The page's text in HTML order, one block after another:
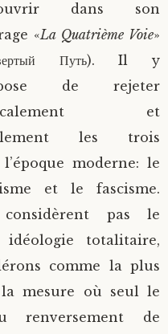
dans son
«La Quatrième Voie»
Путь). Il y
de rejeter
et
les trois
moderne: le
et le fascisme.
pas le
totalitaire,
comme la plus
mesure où seul le
renversement de